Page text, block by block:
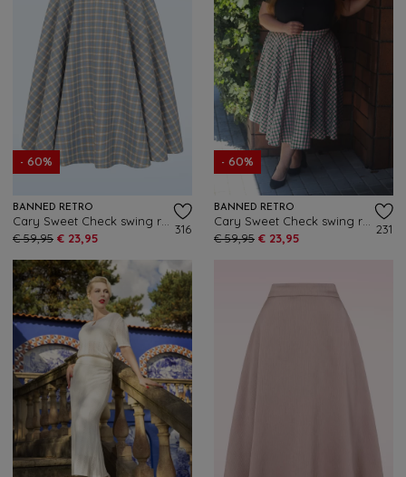
- 60%
BANNED RETRO
€ 59,95 € 23,95
316
- 60%
BANNED RETRO
€ 59,95 € 23,95
231